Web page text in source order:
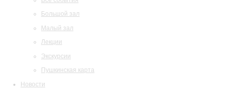
Большой зал
Малый зал
Лекции
Экскурсии
Пушкинская карта
Новости